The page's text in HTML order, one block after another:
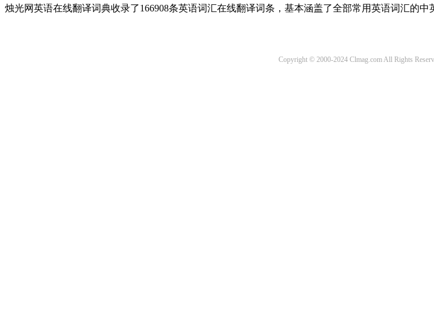
烛光网英语在线翻译词典收录了166908条英语词汇在线翻译词条，基本涵盖了全部常用英语词汇的中
Copyright © 2000-2024 Clmag.com All Rights